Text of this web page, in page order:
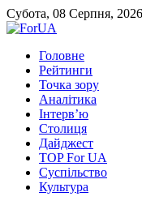
Субота, 08 Серпня, 2026
Головне
Рейтинги
Точка зору
Аналітика
Інтерв’ю
Столиця
Дайджест
TOP For UA
Суспiльство
Культура